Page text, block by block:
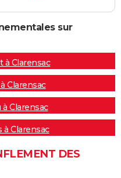
sur
à Clarensac
Clarensac
Clarensac
à Clarensac
DES